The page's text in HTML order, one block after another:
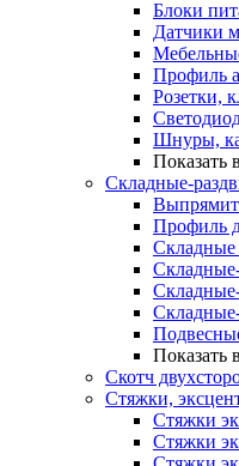
Блоки
Датчики
Профиль
Розетки,
Шнуры,
Показать
Складные-
Профиль
Складные
Показать
Скотч
Стяжки,
Cтяжки
Стяжки